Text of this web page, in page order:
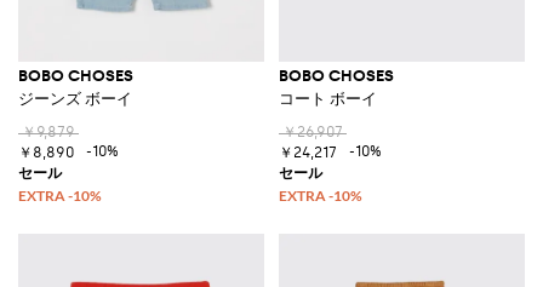
BOBO CHOSES
ジーンズ ボーイ
￥9,879
￥8,890
-10%
BOBO CHOSES
コート ボーイ
￥26,907
￥24,217
-10%